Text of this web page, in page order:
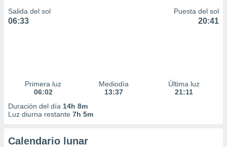
Salida del sol
06:33
Puesta del sol
20:41
Primera luz
06:02
Mediodía
13:37
Última luz
21:11
Duración del día 14h 8m
Luz diurna restante 7h 5m
Calendario lunar